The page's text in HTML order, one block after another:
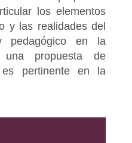
los elementos
y las realidades del
pedagógico en la
una propuesta de
es pertinente en la